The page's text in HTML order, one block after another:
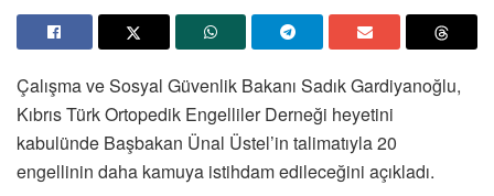
Çalışma ve Sosyal Güvenlik Bakanı Sadık Gardiyanoğlu,
Kıbrıs Türk Ortopedik Engelliler Derneği heyetini
kabulünde Başbakan Ünal Üstel’in talimatıyla 20
engellinin daha kamuya istihdam edileceğini açıkladı.